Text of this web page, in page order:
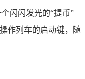
闪闪发光的“提币”
作列车的启动键，随